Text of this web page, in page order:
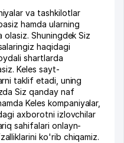
va tashkilotlar
hamda ularning
Shuningdek Siz
haqidagi
shartlarda
Keles sayt-
taklif etadi, uning
Siz qanday naf
Keles kompaniyalar,
axborotni izlovchilar
sahifalari onlayn-
ko'rib chiqamiz.